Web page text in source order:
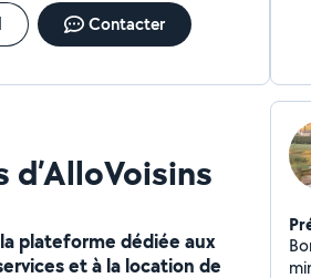
Contacter
d’AlloVoisins
plateforme dédiée aux
et à la location de